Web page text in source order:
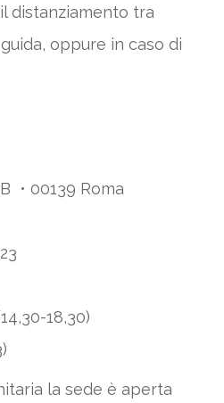
distanziamento tra
oppure in caso di
• 00139 Roma
18,30)
la sede è aperta